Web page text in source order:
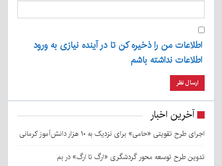
اطلاعات من را ذخیره کن تا در آینده نیازی به ورود
اطلاعات نداشته باشم
آخرین اخبار
اجرای طرح تقویتی «حامی» برای نزدیک به ۱۰ هزار دانش‌آموز کرمانی
تدوین طرح توسعه محور گردشگری «ارگ تا ارگ» در بم